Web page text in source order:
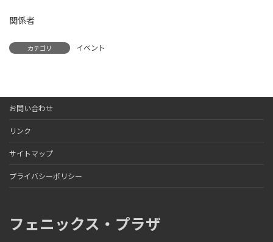
関係者
カテゴリ イベント
お問い合わせ
リンク
サイトマップ
プライバシーポリシー
フェニックス・プラザ